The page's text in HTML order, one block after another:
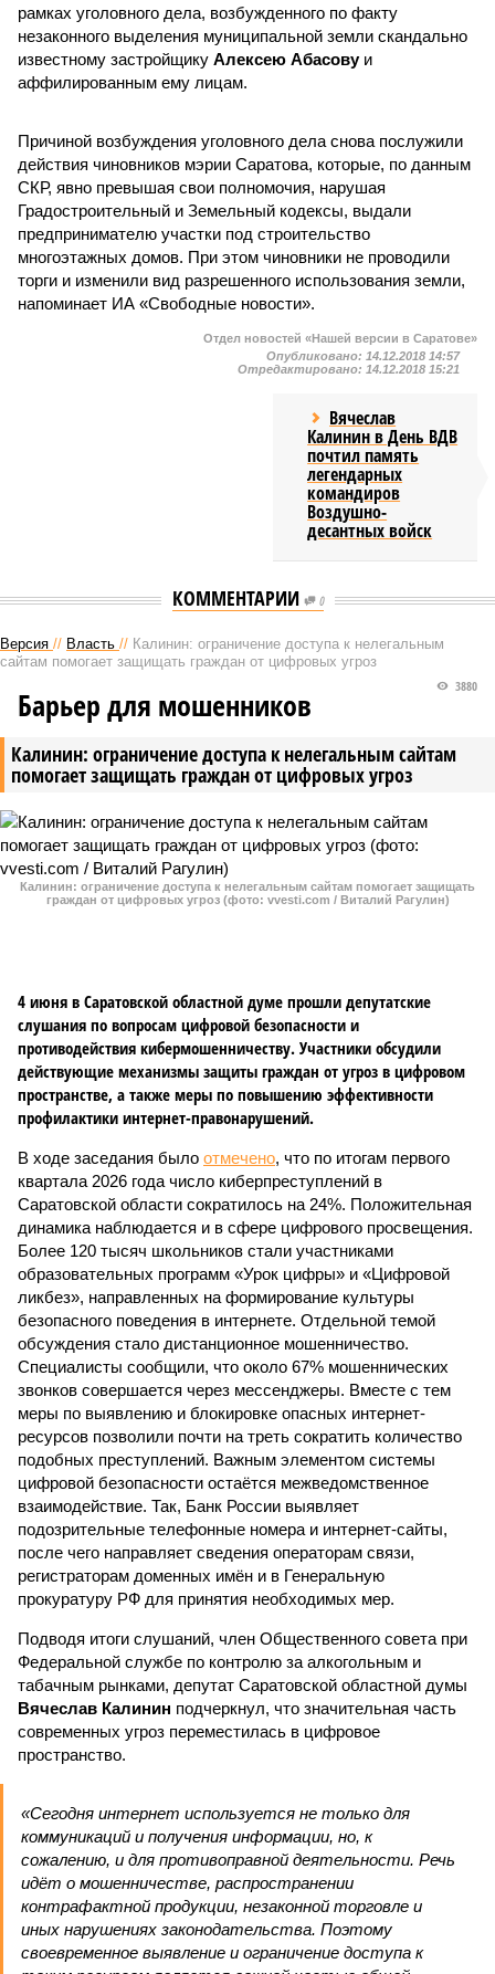
рамках уголовного дела, возбужденного по факту
незаконного выделения муниципальной земли скандально
известному застройщику Алексею Абасовуи
аффилированным ему лицам.
Причиной возбуждения уголовного дела снова послужили
действия чиновников мэрии Саратова, которые, по данным
СКР, явно превышая свои полномочия, нарушая
Градостроительный и Земельный кодексы, выдали
предпринимателю участки под строительство
многоэтажных домов. При этом чиновники не проводили
торги и изменили вид разрешенного использования земли,
напоминает ИА «Свободные новости».
Отдел новостей «Нашей версии в Саратове»
Опубликовано: 14.12.2018 14:57
Отредактировано: 14.12.2018 15:21
Вячеслав
Калинин в День ВДВ
почтил память
легендарных
командиров
Воздушно-
десантных войск
КОММЕНТАРИИ 0
Версия // Власть // Калинин: ограничение доступа к нелегальным
сайтам помогает защищать граждан от цифровых угроз
Калинин: ограничение доступа к нелегальным сайтам
помогает защищать граждан от цифровых угроз
3880
Барьер для мошенников
Калинин: ограничение доступа к нелегальным сайтам помогает защищать
граждан от цифровых угроз (фото: vvesti.com / Виталий Рагулин)
4 июня в Саратовской областной думе прошли депутатские
слушания по вопросам цифровой безопасности и
противодействия кибермошенничеству. Участники обсудили
действующие механизмы защиты граждан от угроз в цифровом
пространстве, а также меры по повышению эффективности
профилактики интернет-правонарушений.
В ходе заседания было отмечено, что по итогам первого
квартала 2026 года число киберпреступлений в
Саратовской области сократилось на 24%. Положительная
динамика наблюдается и в сфере цифрового просвещения.
Более 120 тысяч школьников стали участниками
образовательных программ «Урок цифры» и «Цифровой
ликбез», направленных на формирование культуры
безопасного поведения в интернете. Отдельной темой
обсуждения стало дистанционное мошенничество.
Специалисты сообщили, что около 67% мошеннических
звонков совершается через мессенджеры. Вместе с тем
меры по выявлению и блокировке опасных интернет-
ресурсов позволили почти на треть сократить количество
подобных преступлений. Важным элементом системы
цифровой безопасности остаётся межведомственное
взаимодействие. Так, Банк России выявляет
подозрительные телефонные номера и интернет-сайты,
после чего направляет сведения операторам связи,
регистраторам доменных имён и в Генеральную
прокуратуру РФ для принятия необходимых мер.
Подводя итоги слушаний, член Общественного совета при
Федеральной службе по контролю за алкогольным и
табачным рынками, депутат Саратовской областной думы
Вячеслав Калинин подчеркнул, что значительная часть
современных угроз переместилась в цифровое
пространство.
«Сегодня интернет используется не только для
коммуникаций и получения информации, но, к
сожалению, и для противоправной деятельности. Речь
идёт о мошенничестве, распространении
контрафактной продукции, незаконной торговле и
иных нарушениях законодательства. Поэтому
своевременное выявление и ограничение доступа к